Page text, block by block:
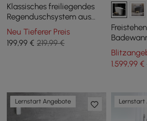
Klassisches freiliegendes
Regenduschsystem aus
antikem Messing mit
Handbrause Einzelhebel
Neu Tieferer Preis
199,99 € 219,99 €
1.599,99€
Lernstart Angebote Lernstart